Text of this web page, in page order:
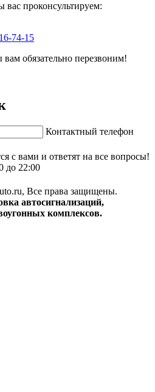
проконсультируем:
74-15
обязательно перезвоним!
Контактный телефон
с вами и ответят на все вопросы!
до 22:00
, Все права защищены.
автосигнализаций,
комплексов.